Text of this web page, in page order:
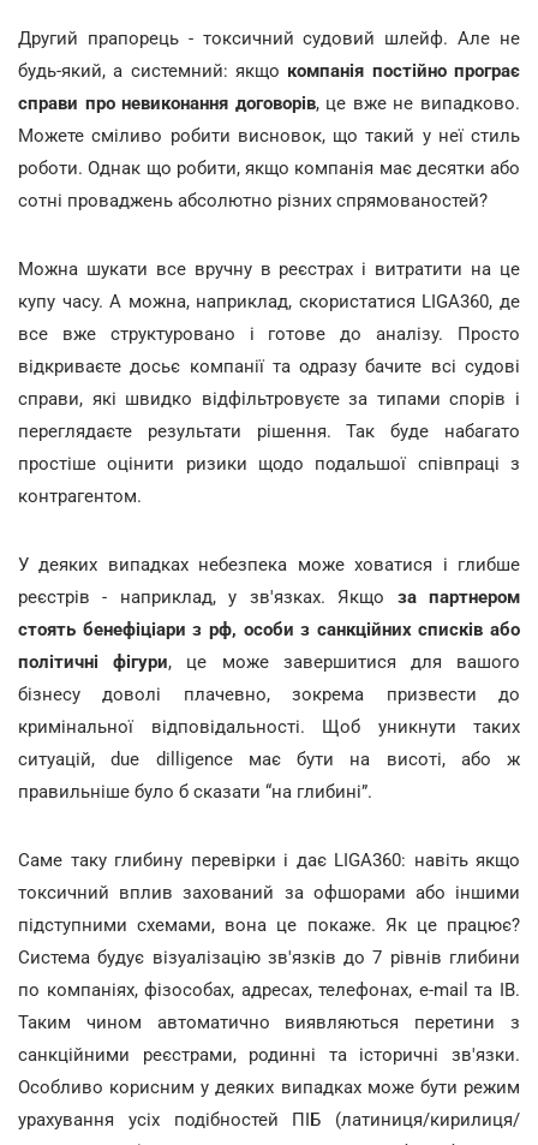
Другий прапорець - токсичний судовий шлейф. Але не
будь-який, а системний: якщо компанія постійно програє
справи про невиконання договорів, це вже не випадково.
Можете сміливо робити висновок, що такий у неї стиль
роботи. Однак що робити, якщо компанія має десятки або
сотні проваджень абсолютно різних спрямованостей?
Можна шукати все вручну в реєстрах і витратити на це
купу часу. А можна, наприклад, скористатися LIGA360, де
все вже структуровано і готове до аналізу. Просто
відкриваєте досьє компанії та одразу бачите всі судові
справи, які швидко відфільтровуєте за типами спорів і
переглядаєте результати рішення. Так буде набагато
простіше оцінити ризики щодо подальшої співпраці з
контрагентом.
У деяких випадках небезпека може ховатися і глибше
реєстрів - наприклад, у зв'язках. Якщо за партнером
стоять бенефіціари з рф, особи з санкційних списків або
політичні фігури, це може завершитися для вашого
бізнесу доволі плачевно, зокрема призвести до
кримінальної відповідальності. Щоб уникнути таких
ситуацій, due dilligence має бути на висоті, або ж
правильніше було б сказати “на глибині”.
Саме таку глибину перевірки і дає LIGA360: навіть якщо
токсичний вплив захований за офшорами або іншими
підступними схемами, вона це покаже. Як це працює?
Система будує візуалізацію зв'язків до 7 рівнів глибини
по компаніях, фізособах, адресах, телефонах, e-mail та ІВ.
Таким чином автоматично виявляються перетини з
санкційними реєстрами, родинні та історичні зв'язки.
Особливо корисним у деяких випадках може бути режим
урахування усіх подібностей ПІБ (латиниця/кирилиця/